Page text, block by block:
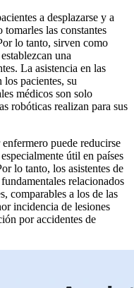
a desplazarse y a
tomarles las constantes
lo tanto, sirven como
una
La asistencia en las
pacientes, su
médicos son solo
robóticas realizan para sus
puede reducirse
útil en países
lo tanto, los asistentes de
relacionados
comparables a los de las
incidencia de lesiones
por accidentes de